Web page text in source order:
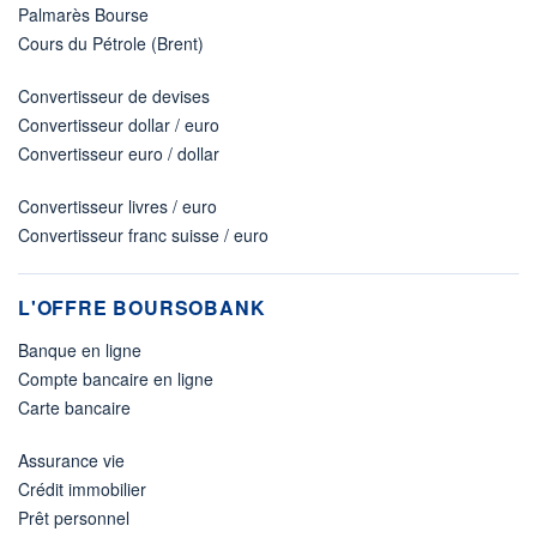
Palmarès Bourse
Cours du Pétrole (Brent)
Convertisseur de devises
Convertisseur dollar / euro
Convertisseur euro / dollar
Convertisseur livres / euro
Convertisseur franc suisse / euro
L'OFFRE BOURSOBANK
Banque en ligne
Compte bancaire en ligne
Carte bancaire
Assurance vie
Crédit immobilier
Prêt personnel